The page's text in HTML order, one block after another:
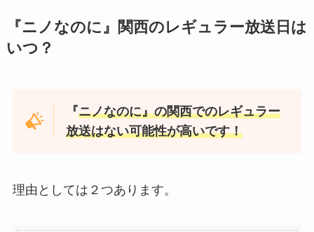
『ニノなのに』関西のレギュラー放送日は
いつ？
『ニノなのに』の関西でのレギュラー
放送はない可能性が高いです！
理由としては２つあります。